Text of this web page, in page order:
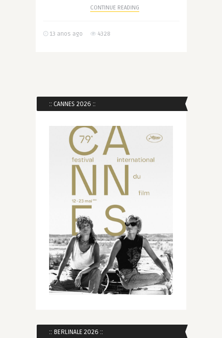
CONTINUE READING
13 anos ago 4328
:: CANNES 2026 ::
:: BERLINALE 2026 ::